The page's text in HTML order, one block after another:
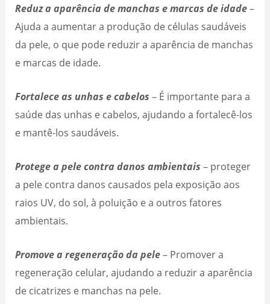
Reduz a aparência de manchas e marcas de idade–
Ajuda a aumentar a produção de células saudáveis
da pele, o que pode reduzir a aparência de manchas
e marcas de idade.
Fortalece as unhas e cabelos – É importante para a
saúde das unhas e cabelos, ajudando a fortalecê-los
e mantê-los saudáveis.
Protege a pele contra danos ambientais – proteger
a pele contra danos causados pela exposição aos
raios UV, do sol, à poluição e a outros fatores
ambientais.
Promove a regeneração da pele– Promover a
regeneração celular, ajudando a reduzir a aparência
de cicatrizes e manchas na pele.